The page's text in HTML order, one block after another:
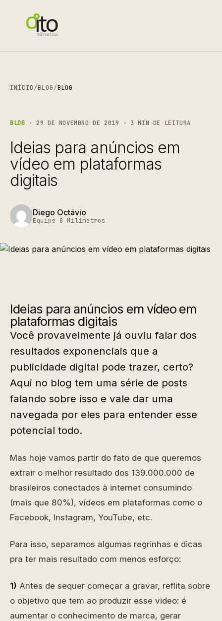
INÍCIO/BLOG/BLOG
BLOG · 29 DE NOVEMBRO DE 2019 · 3 MIN DE LEITURA
Ideias para anúncios em
vídeo em plataformas
digitais
Diego Octávio
Equipe 8 Milímetros
Ideias para anúncios em vídeo em
plataformas digitais
Você provavelmente já ouviu falar dos
resultados exponenciais que a
publicidade digital pode trazer, certo?
Aqui no blog tem uma série de posts
falando sobre isso e vale dar uma
navegada por eles para entender esse
potencial todo.
Mas hoje vamos partir do fato de que queremos
extrair o melhor resultado dos 139.000.000 de
brasileiros conectados à internet consumindo
(mais que 80%), vídeos em plataformas como o
Facebook, Instagram, YouTube, etc.
Para isso, separamos algumas regrinhas e dicas
pra ter mais resultado com menos esforço:
1) Antes de sequer começar a gravar, reflita sobre
o objetivo que tem ao produzir esse video: é
aumentar o conhecimento de marca, gerar